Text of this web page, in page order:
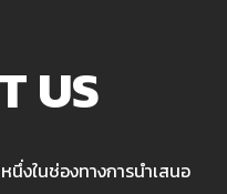
US
งในช่องทางการนำเสนอ